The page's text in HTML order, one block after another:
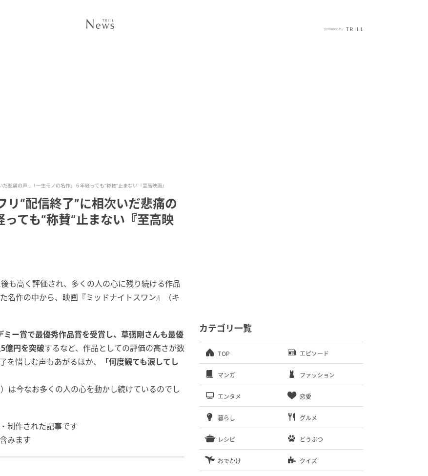
だ悲痛の声…「一生モノの名作」６年経っても“称賛”止まない『至高映画』
リ“配信終了”に相次いだ悲痛の
ても“称賛”止まない『至高映
も高く評価され、多くの人の心に残り続ける作品
名作の中から、映画『ミッドナイトスワン』（キ
ミー賞で最優秀作品賞を受賞し、草彅剛さんも最優
億円を突破するなど、作品としての評価の高さが数
を惜しむ声もあがるほか、
「何度観ても涙してし
は今なお多くの人の心を動かし続けているのでし
制作された記事です
みます
カテゴリ一覧
TOP エピソード
マンガ ファッション
エンタメ 恋愛
暮らし グルメ
レシピ どうぶつ
おでかけ クイズ